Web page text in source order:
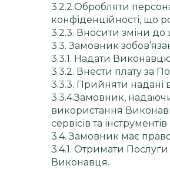
3.2.2.Обробляти
конфіденційності, що
3.2.3. Вносити зміни до
3.3. Замовник
3.3.1. Надати
3.3.2. Внести плату за
3.3.3. Прийняти надані
3.3.4.Замовник,
використання
сервісів та
3.4. Замовник має
3.4.1. Отримати
Виконавця.